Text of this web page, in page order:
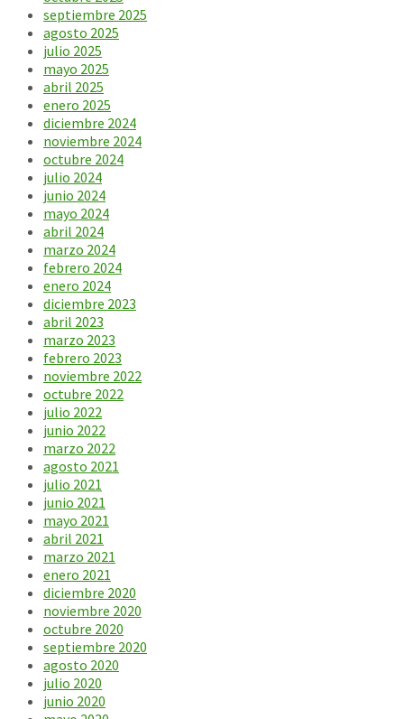
septiembre 2025
agosto 2025
julio 2025
mayo 2025
abril 2025
enero 2025
diciembre 2024
noviembre 2024
octubre 2024
julio 2024
junio 2024
mayo 2024
abril 2024
marzo 2024
febrero 2024
enero 2024
diciembre 2023
abril 2023
marzo 2023
febrero 2023
noviembre 2022
octubre 2022
julio 2022
junio 2022
marzo 2022
agosto 2021
julio 2021
junio 2021
mayo 2021
abril 2021
marzo 2021
enero 2021
diciembre 2020
noviembre 2020
octubre 2020
septiembre 2020
agosto 2020
julio 2020
junio 2020